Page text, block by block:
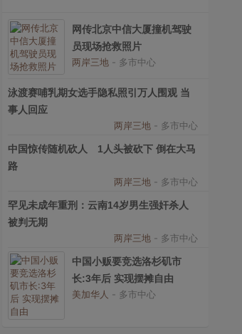
网传北京中信大厦撞机驾驶
员现场抢救照片
两岸三地 - 多市中心
泳渡赛哺乳期女选手隐私照引万人围观 当
事人回应
两岸三地 - 多市中心
中国惊传随机砍人 1人头被砍下 倒在大马
路
两岸三地 - 多市中心
罕见未成年重刑：云南14岁男生强奸杀人
被判无期
两岸三地 - 多市中心
中国小贩要竞选洛杉矶市
长:3年后 实现摆摊自由
美加华人 - 多市中心